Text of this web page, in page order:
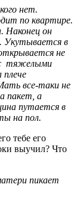
нет.
по квартире.
Наконец он
Укутывается в
не
с тяжелыми
все-таки не
пакет, а
путается в
на пол.
тебе его
выучил? Что
пикает